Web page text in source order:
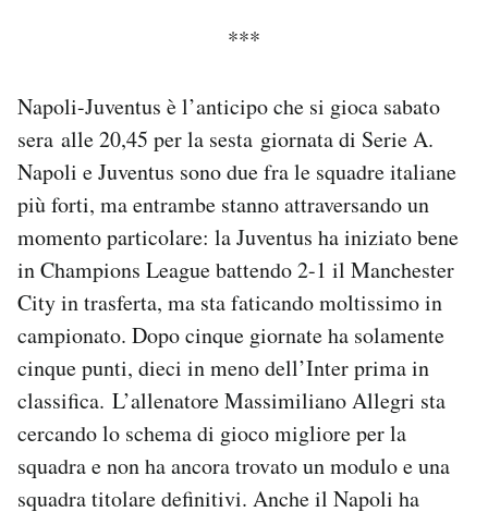
Esci
***
Napoli-Juventus è l’anticipo che si gioca sabato
sera alle 20,45 per la sesta giornata di Serie A.
Napoli e Juventus sono due fra le squadre italiane
più forti, ma entrambe stanno attraversando un
momento particolare: la Juventus ha iniziato bene
in Champions League battendo 2-1 il Manchester
City in trasferta, ma sta faticando moltissimo in
campionato. Dopo cinque giornate ha solamente
cinque punti, dieci in meno dell’Inter prima in
classifica. L’allenatore Massimiliano Allegri sta
cercando lo schema di gioco migliore per la
squadra e non ha ancora trovato un modulo e una
squadra titolare definitivi. Anche il Napoli ha